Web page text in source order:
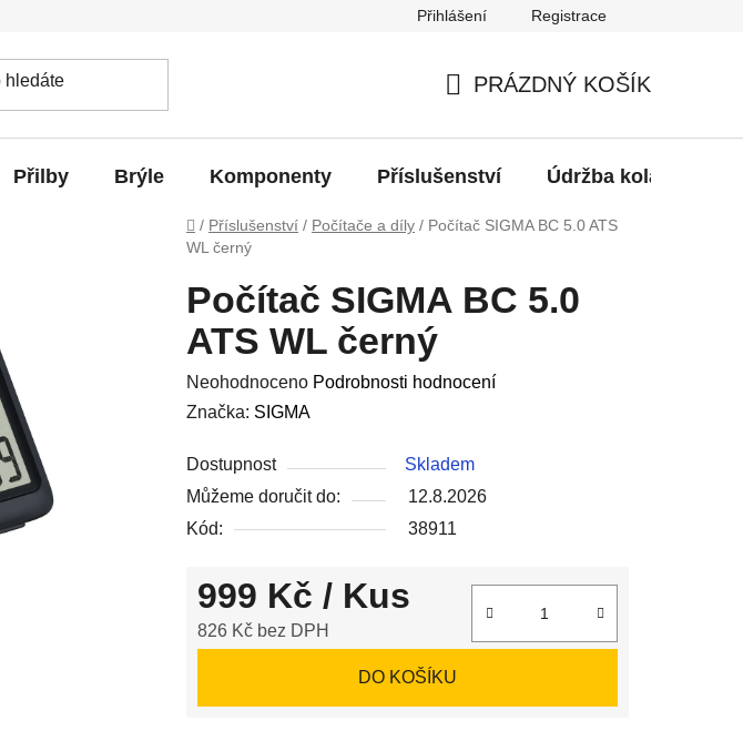
Přihlášení Registrace
KOŠÍK
PRÁZDNÝ KOŠÍK
Přilby Brýle Komponenty Příslušenství Údržba kola
Domů
/ Příslušenství / Počítače a díly / Počítač SIGMA BC 5.0 ATS
WL černý
Počítač SIGMA BC 5.0
ATS WL černý
Průměrné
hodnocení
je
0,0
z
hvězdiček.
Neohodnoceno Podrobnosti hodnocení
Značka: SIGMA
Dostupnost
Skladem
Můžeme doručit do:
12.8.2026
Kód:
38911
999 Kč / Kus
826 Kč bez DPH
DO KOŠÍKU